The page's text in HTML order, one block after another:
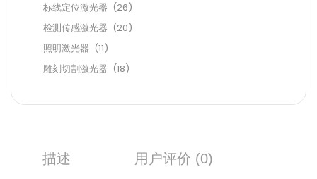
标线定位激光器 (26)
检测传感激光器 (20)
照明激光器 (11)
雕刻切割激光器 (18)
描述 用户评价 (0)